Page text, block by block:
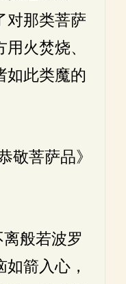
对那类菩萨
火焚烧、
如此类魔的
敬菩萨品》
般若波罗
箭入心，